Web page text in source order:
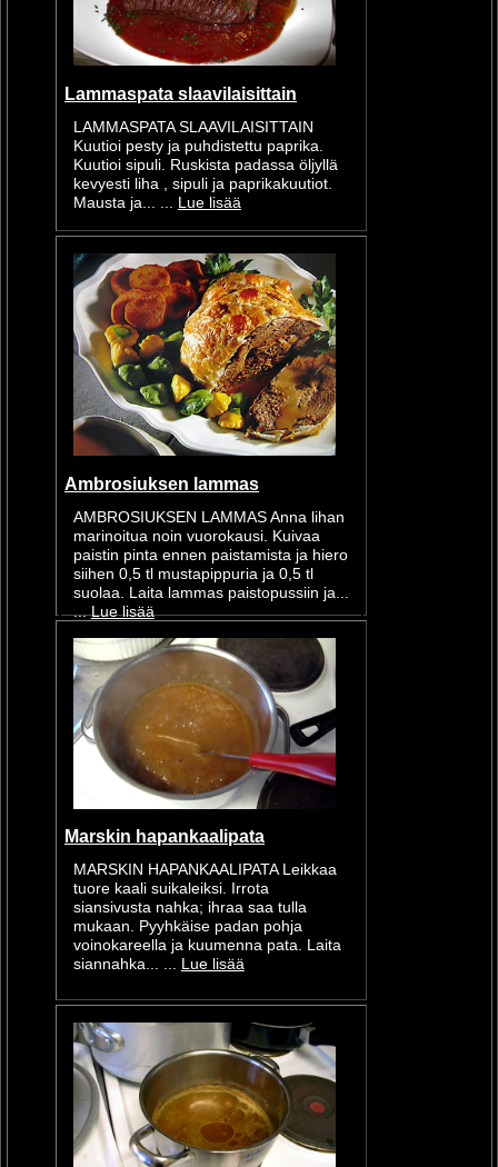
Lammaspata slaavilaisittain
LAMMASPATA SLAAVILAISITTAIN
Kuutioi pesty ja puhdistettu paprika.
Kuutioi sipuli. Ruskista padassa öljyllä
kevyesti liha , sipuli ja paprikakuutiot.
Mausta ja... ... Lue lisää
Ambrosiuksen lammas
AMBROSIUKSEN LAMMAS Anna lihan
marinoitua noin vuorokausi. Kuivaa
paistin pinta ennen paistamista ja hiero
siihen 0,5 tl mustapippuria ja 0,5 tl
suolaa. Laita lammas paistopussiin ja...
...Lue lisää
Marskin hapankaalipata
MARSKIN HAPANKAALIPATA Leikkaa
tuore kaali suikaleiksi. Irrota
siansivusta nahka; ihraa saa tulla
mukaan. Pyyhkäise padan pohja
voinokareella ja kuumenna pata. Laita
siannahka... ... Lue lisää